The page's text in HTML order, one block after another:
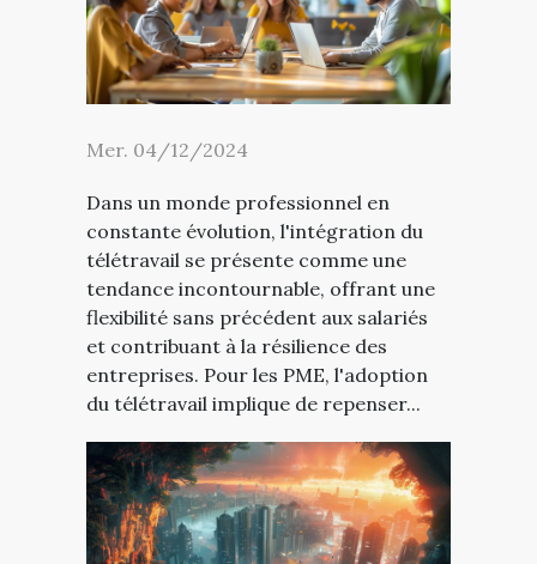
Mer. 04/12/2024
Dans un monde professionnel en
constante évolution, l'intégration du
télétravail se présente comme une
tendance incontournable, offrant une
flexibilité sans précédent aux salariés
et contribuant à la résilience des
entreprises. Pour les PME, l'adoption
du télétravail implique de repenser...